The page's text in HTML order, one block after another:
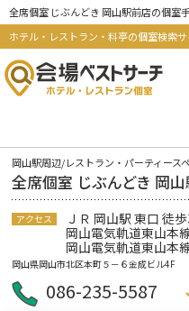
全席個室 じぶんどき 岡山駅前店の個室
ホテル・レストラン・料亭の個室検索サ
岡山駅周辺/レストラン・パーティース
全席個室 じぶんどき 岡
アクセス
ＪＲ 岡山駅 東口 徒
岡山電気軌道東山本
岡山電気軌道東山本
岡山県岡山市北区本町５－６金成ビル4F
086-235-5587